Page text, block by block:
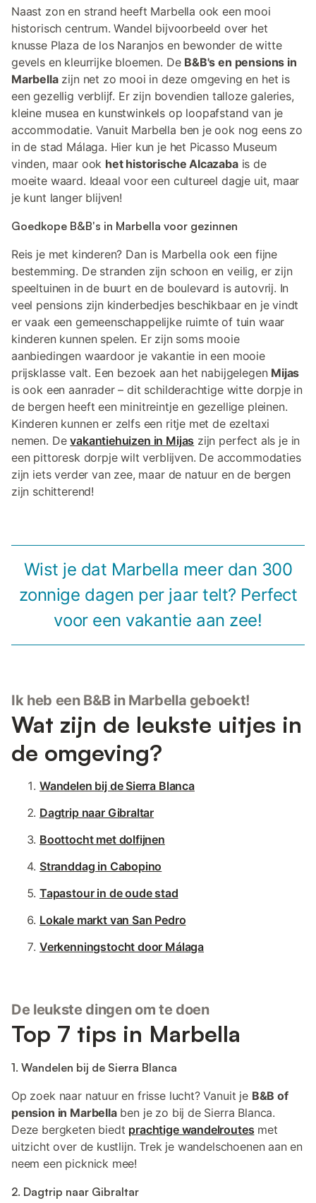
Naast zon en strand heeft Marbella ook een mooi
historisch centrum. Wandel bijvoorbeeld over het
knusse Plaza de los Naranjos en bewonder de witte
gevels en kleurrijke bloemen. De B&B's en pensions in
Marbellazijn net zo mooi in deze omgeving en het is
een gezellig verblijf. Er zijn bovendien talloze galeries,
kleine musea en kunstwinkels op loopafstand van je
accommodatie. Vanuit Marbella ben je ook nog eens zo
in de stad Málaga. Hier kun je het Picasso Museum
vinden, maar ook het historische Alcazabais de
moeite waard. Ideaal voor een cultureel dagje uit, maar
je kunt langer blijven!
Goedkope B&B's in Marbella voor gezinnen
Reis je met kinderen? Dan is Marbella ook een fijne
bestemming. De stranden zijn schoon en veilig, er zijn
speeltuinen in de buurt en de boulevard is autovrij. In
veel pensions zijn kinderbedjes beschikbaar en je vindt
er vaak een gemeenschappelijke ruimte of tuin waar
kinderen kunnen spelen. Er zijn soms mooie
aanbiedingen waardoor je vakantie in een mooie
prijsklasse valt. Een bezoek aan het nabijgelegen Mijas
is ook een aanrader – dit schilderachtige witte dorpje in
de bergen heeft een minitreintje en gezellige pleinen.
Kinderen kunnen er zelfs een ritje met de ezeltaxi
nemen. Devakantiehuizen in Mijas zijn perfect als je in
een pittoresk dorpje wilt verblijven. De accommodaties
zijn iets verder van zee, maar de natuur en de bergen
zijn schitterend!
Wist je dat Marbella meer dan 300
zonnige dagen per jaar telt? Perfect
voor een vakantie aan zee!
Ik heb een B&B in Marbella geboekt!
Wat zijn de leukste uitjes in
de omgeving?
Wandelen bij de Sierra Blanca
Dagtrip naar Gibraltar
Boottocht met dolfijnen
Stranddag in Cabopino
Tapastour in de oude stad
Lokale markt van San Pedro
Verkenningstocht door Málaga
De leukste dingen om te doen
Top 7 tips in Marbella
1. Wandelen bij de Sierra Blanca
Op zoek naar natuur en frisse lucht? Vanuit je B&B of
pension in Marbellaben je zo bij de Sierra Blanca.
Deze bergketen biedt prachtige wandelroutes met
uitzicht over de kustlijn. Trek je wandelschoenen aan en
neem een picknick mee!
2. Dagtrip naar Gibraltar